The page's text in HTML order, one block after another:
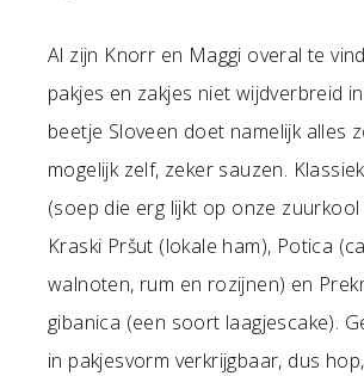
Al zijn Knorr en Maggi overal te
pakjes en zakjes niet wijdverbreid
beetje Sloveen doet namelijk alles
mogelijk zelf, zeker sauzen.
(soep die erg lijkt op onze
Kraski Pršut (lokale ham), Potica
walnoten, rum en rozijnen) en
gibanica (een soort laagjescake).
in pakjesvorm verkrijgbaar, dus